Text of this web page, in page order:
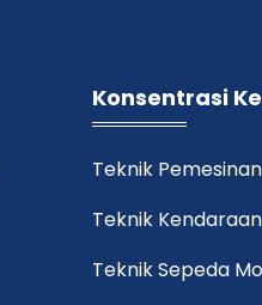
Konsentrasi
Teknik Pemesinan
Teknik
Teknik Sepeda